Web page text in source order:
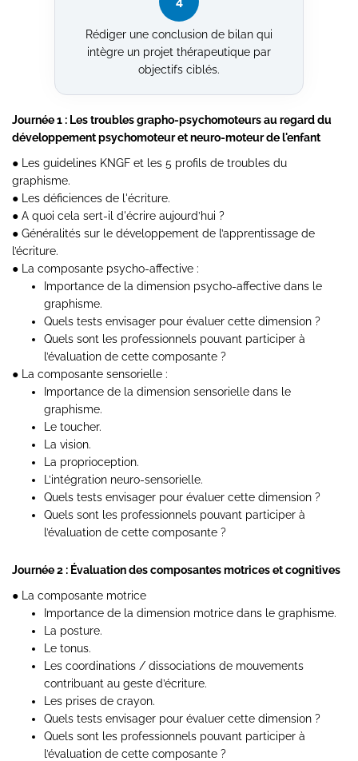
Rédiger une conclusion de bilan qui
intègre un projet thérapeutique par
objectifs ciblés.
Journée 1 : Les troubles grapho-psychomoteurs au regard du
développement psychomoteur et neuro-moteur de l'enfant
● Les guidelines KNGF et les 5 profils de troubles du
graphisme.
● Les déficiences de l'écriture.
● A quoi cela sert-il d'écrire aujourd’hui ?
● Généralités sur le développement de l’apprentissage de
l’écriture.
● La composante psycho-affective :
Importance de la dimension psycho-affective dans le
graphisme.
Quels tests envisager pour évaluer cette dimension ?
Quels sont les professionnels pouvant participer à
l’évaluation de cette composante ?
● La composante sensorielle :
Importance de la dimension sensorielle dans le
graphisme.
Le toucher.
La vision.
La proprioception.
L’intégration neuro-sensorielle.
Quels tests envisager pour évaluer cette dimension ?
Quels sont les professionnels pouvant participer à
l’évaluation de cette composante ?
Journée 2 : Évaluation des composantes motrices et cognitives
● La composante motrice
Importance de la dimension motrice dans le graphisme.
La posture.
Le tonus.
Les coordinations / dissociations de mouvements
contribuant au geste d’écriture.
Les prises de crayon.
Quels tests envisager pour évaluer cette dimension ?
Quels sont les professionnels pouvant participer à
l’évaluation de cette composante ?